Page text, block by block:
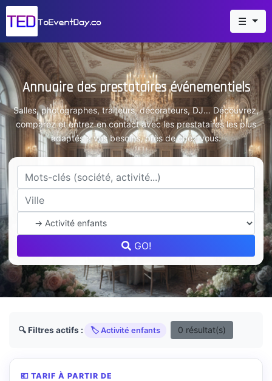
☰
Annuaire des prestataires événementiels
Salles, photographes, traiteurs, décorateurs, DJ… Découvrez,
comparez et entrez en contact avec les prestataires les plus
adaptés à vos besoins, près de chez vous.
GO!
🔍 Filtres actifs : 🏷️ Activité enfants 0 résultat(s)
💶 TARIF À PARTIR DE